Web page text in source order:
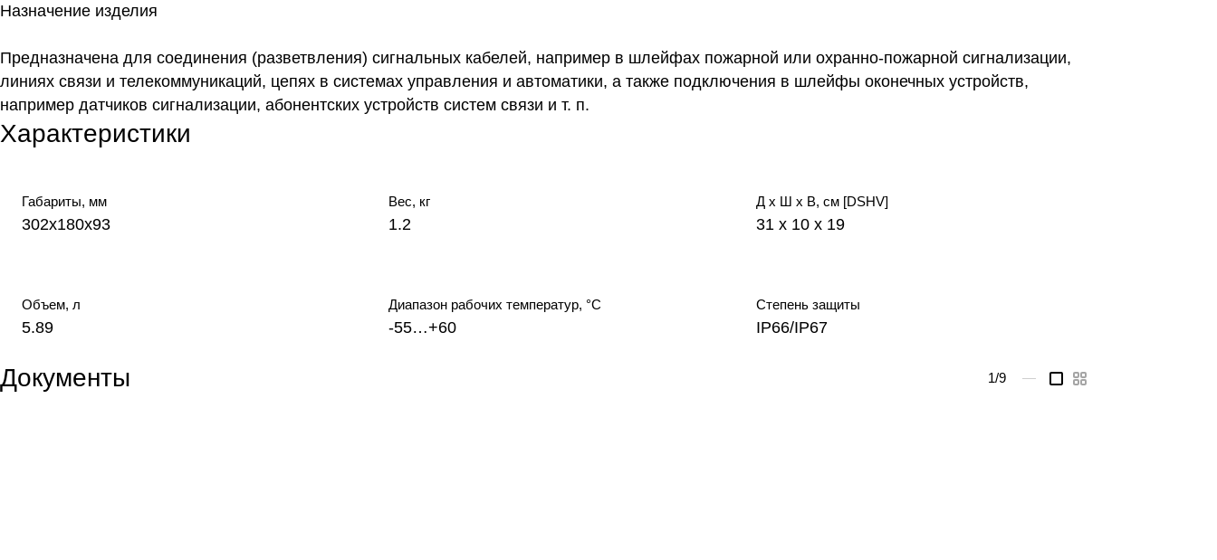
Назначение изделия
Предназначена для соединения (разветвления) сигнальных кабелей, например в шлейфах пожарной или охранно-пожарной сигнализации,
линиях связи и телекоммуникаций, цепях в системах управления и автоматики, а также подключения в шлейфы оконечных устройств,
например датчиков сигнализации, абонентских устройств систем связи и т. п.
Характеристики
Габариты, мм
302х180х93
Вес, кг
1.2
Д х Ш х В, см [DSHV]
31 x 10 x 19
Объем, л
5.89
Диапазон рабочих температур, °С
-55…+60
Степень защиты
IP66/IP67
Документы 1/9 —